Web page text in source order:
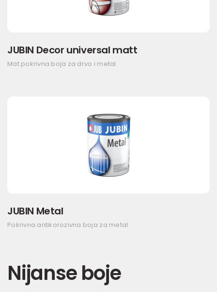
JUBIN Decor universal matt
Mat pokrivna boja za drvo i metal
JUBIN Metal
Pokrivna antikorozivna boja za metal
Nijanse boje